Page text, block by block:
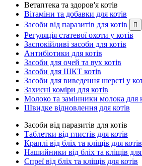
Ветаптека та здоров'я котів
Вітаміни та добавки для котів
Засоби від паразитів для котів

Регуляція статевої охоти у котів
Заспокійливі засоби для котів
Антибіотики для котів
Засоби для очей та вух котів
Засоби для ШКТ котів
Засоби для виведення шерсті у
Захисні коміри для котів
Молоко та замінники молока для
Швидке відновлення для котів
Засоби від паразитів для котів
Таблетки від глистів для котів
Краплі від бліх та кліщів для котів
Нашийники від бліх та кліщів для
Спреї від бліх та кліщів для котів